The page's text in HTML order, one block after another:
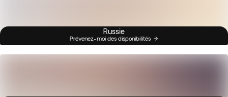
Russie
Prévenez-moi des disponibilités